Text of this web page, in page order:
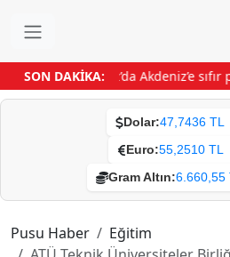
SON DAKİKA:
kaybettiArsuz’da Akdeniz’e sıfır
Dolar:47,7436 TL
Euro:55,2510 TL
Gram Altın:6.660,55
Pusu Haber
Eğitim